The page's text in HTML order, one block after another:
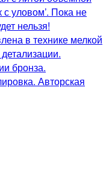
с уловом’. Пока не
нельзя!
в технике мелкой
бронза.
Авторская